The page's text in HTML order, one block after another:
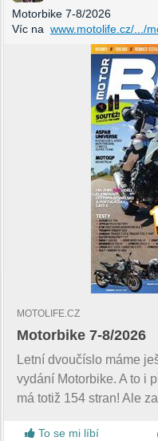
Motorbike 7-8/2026
Víc na www.motolife.cz/.../
MOTOLIFE.CZ
Motorbike 7-8/2026
Letní dvoučíslo máme
vydání Motorbike. A to i
má totiž 154 stran! Ale
To se mi líbí